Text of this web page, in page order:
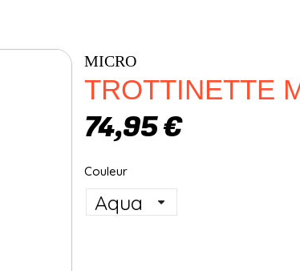
MICRO
TROTTINETTE
74,95 €
Couleur